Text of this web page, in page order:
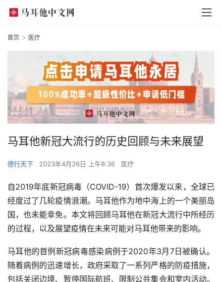
首页 医疗
马耳他新冠大流行的历史回顾与未来展望
德行天下 2023年4月26日 上午8:36 医疗
自2019年底新冠病毒（COVID-19）首次爆发以来，全球已
经度过了几轮疫情浪潮。马耳他作为地中海上的一个美丽岛
国，也未能幸免。本文将回顾马耳他在新冠大流行中所经历
的过程，以及展望疫情在未来可能对马耳他带来的影响。
马耳他的首例新冠病毒感染病例于2020年3月7日被确认。
随着病例的迅速增长，政府采取了一系列严格的防疫措施，
包括关闭边境、暂停国际航班、限制公共集会和室内活动。